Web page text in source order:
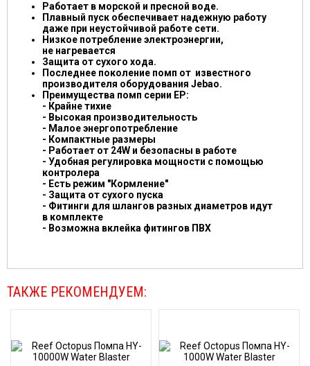
Работает в морской и пресной воде.
Плавный пуск обеспечивает надежную работу
даже при неустойчивой работе сети.
Низкое потребление электроэнергии,
не нагревается
Защита от сухого хода.
Последнее поколение помп от известного
производителя оборудования Jebao.
Преимущества помп серии EP:
- Крайне тихие
- Высокая производительность
- Малое энергопотребление
- Компактные размеры
- Работает от 24W и безопасны в работе
- Удобная регулировка мощности с помощью
контролера
- Есть режим "Кормление"
- Защита от сухого пуска
- Фитинги для шлангов разных диаметров идут
в комплекте
- Возможна вклейка фитингов ПВХ
ТАКЖЕ РЕКОМЕНДУЕМ: